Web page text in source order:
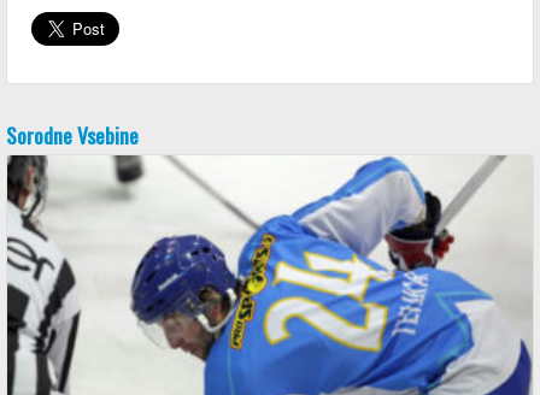
Sorodne Vsebine